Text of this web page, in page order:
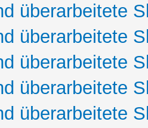
überarbeitete
überarbeitete
überarbeitete
überarbeitete
überarbeitete